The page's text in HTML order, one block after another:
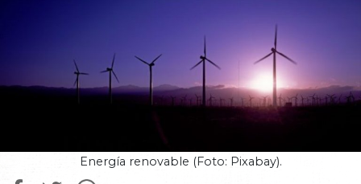
Energía renovable (Foto: Pixabay).